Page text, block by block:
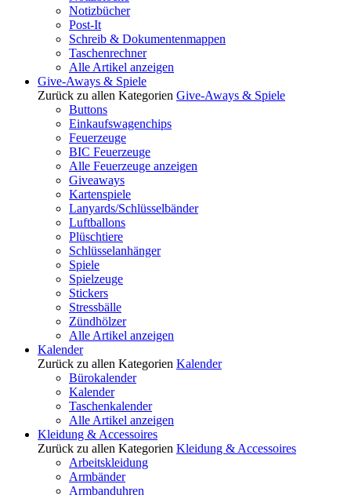
Notizbücher
Post-It
Schreib & Dokumentenmappen
Taschenrechner
Alle Artikel anzeigen
Give-Aways & Spiele
Zurück zu allen Kategorien Give-Aways & Spiele
Buttons
Einkaufswagenchips
Feuerzeuge
BIC Feuerzeuge
Alle Feuerzeuge anzeigen
Giveaways
Kartenspiele
Lanyards/Schlüsselbänder
Luftballons
Plüschtiere
Schlüsselanhänger
Spiele
Spielzeuge
Stickers
Stressbälle
Zündhölzer
Alle Artikel anzeigen
Kalender
Zurück zu allen Kategorien Kalender
Bürokalender
Kalender
Taschenkalender
Alle Artikel anzeigen
Kleidung & Accessoires
Zurück zu allen Kategorien Kleidung & Accessoires
Arbeitskleidung
Armbänder
Armbanduhren